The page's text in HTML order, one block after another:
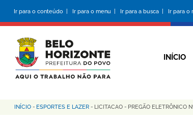
conteúdo
principal
Ir para o conteúdo | Ir para o menu | Ir para a busca | Ir para o
INÍCIO
Trilha
INÍCIO - ESPORTES E LAZER - LICITACAO - PREGÃO ELETRÔNICO